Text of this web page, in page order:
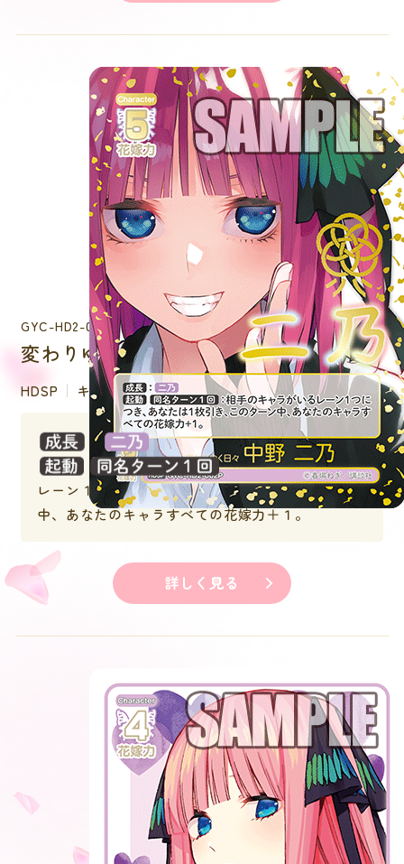
GYC-HD2-002P
変わりゆく日々 中野 二乃
HDSP キャラクター
：
：相手のキャラがいる
レーン１つにつき、あなたは１枚引き、このターン
中、あなたのキャラすべての花嫁力＋１。
詳しく見る